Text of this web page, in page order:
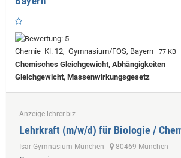
Chemie Kl. 12, Gymnasium/FOS, Bayern 77 KB
Chemisches Gleichgewicht, Abhängigkeiten
Gleichgewicht, Massenwirkungsgesetz
Anzeige lehrer.biz
Lehrkraft (m/w/d) für Biologie /
Isar Gymnasium München 80469 München